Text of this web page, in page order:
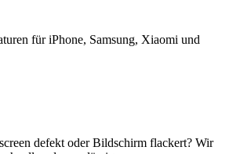
für iPhone, Samsung, Xiaomi und
defekt oder Bildschirm flackert? Wir